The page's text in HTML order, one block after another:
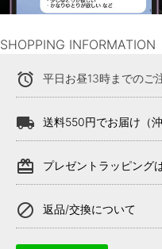
SHOPPING INFORMATION
alarm 平日お昼13時までのご
local_shipping 送料550円でお届け（
card_giftcard プレゼントラッピング
block 返品/交換について